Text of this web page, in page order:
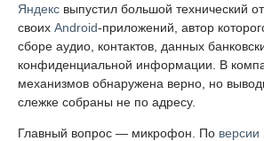
Яндекс выпустил большой технический
своих Android-приложений, автор
сборе аудио, контактов, данных
конфиденциальной информации. В
механизмов обнаружена верно, но
слежке собраны не по адресу.
Главный вопрос — микрофон. По версии